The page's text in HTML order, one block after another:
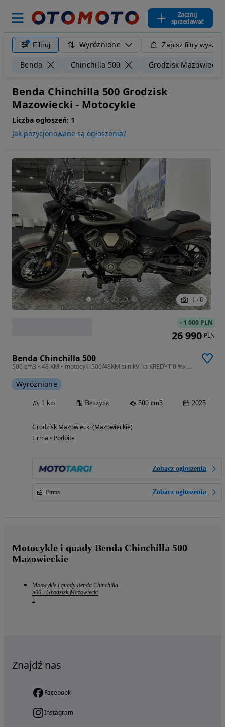
Zacznij
sprzedawać
Filtruj Wyróżnione Zapisz filtry
Benda Chinchilla 500 Grodzisk Mazowiecki
Benda Chinchilla 500 Grodzisk
Mazowiecki - Motocykle
Liczba ogłoszeń: 1
Jak pozycjonowane są ogłoszenia?
1 / 6
Benda Chinchilla 500
500 cm3 • 48 KM • motocykl 500/48KM silnikV-ka KREDYT 0 %x 20rat SUPER okazja
Wyróżnione
1 km Benzyna 500 cm3 2025
Grodzisk Mazowiecki (Mazowieckie)
Firma • Podbite
Zobacz ogłoszenia
Firma Zobacz ogłoszenia
- 1 000 PLN
26 990 PLN
Motocykle i quady Benda Chinchilla 500
Mazowieckie
Motocykle i quady Benda Chinchilla
500 - Grodzisk Mazowiecki
1
Znajdź nas
Facebook
Instagram